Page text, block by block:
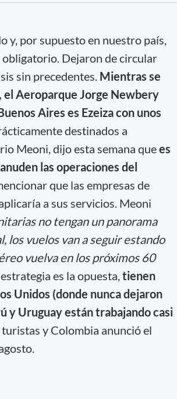
y, por supuesto en nuestro país,
obligatorio. Dejaron de circular
sin precedentes. Mientras se
el Aeroparque Jorge Newbery
Aires es Ezeiza con unos
destinados a
Meoni, dijo esta semana quees
las operaciones del
que las empresas de
a sus servicios. Meoni
no tengan un panorama
los vuelos van a seguir estando
vuelva en los próximos 60
es la opuesta, tienen
Unidos (donde nunca dejaron
y Uruguay están trabajando casi
y Colombia anunció el